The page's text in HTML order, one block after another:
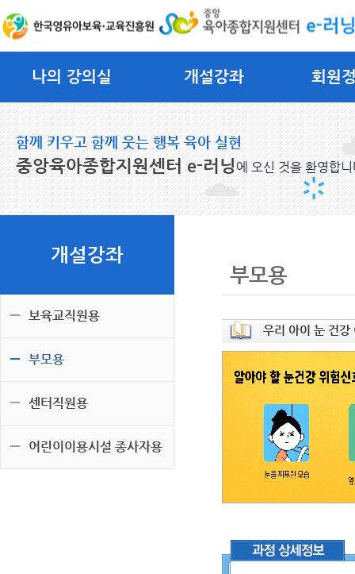
나의 강의실 개설강좌 회원
함께 키우고 함께 웃는 행복 육아 실현
중앙육아종합지원센터 e-러닝 에 오신 것을 환영합
개설강좌
보육교직원용
부모용
센터직원용
어린이이용시설 종사자용
부모용
우리 아이 눈 건강